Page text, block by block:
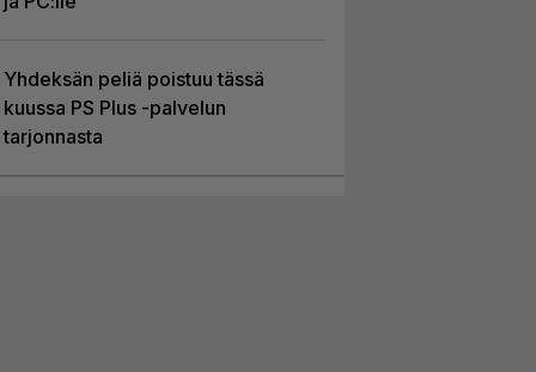
Yhdeksän peliä poistuu tässä
kuussa PS Plus -palvelun
tarjonnasta